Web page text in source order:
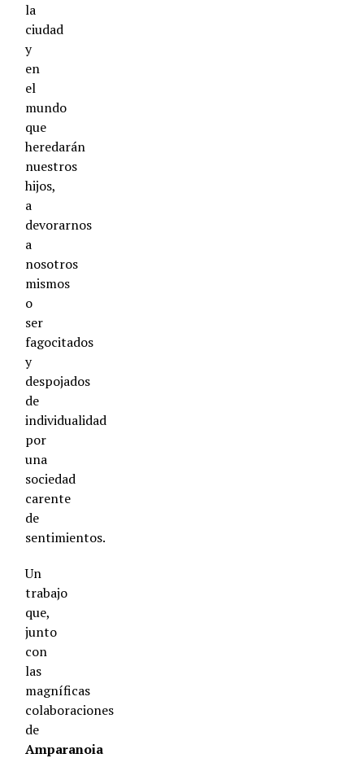
la
ciudad
y
en
el
mundo
que
heredarán
nuestros
hijos,
a
devorarnos
a
nosotros
mismos
o
ser
fagocitados
y
despojados
de
individualidad
por
una
sociedad
carente
de
sentimientos.
Un
trabajo
que,
junto
con
las
magníficas
colaboraciones
de
Amparanoia